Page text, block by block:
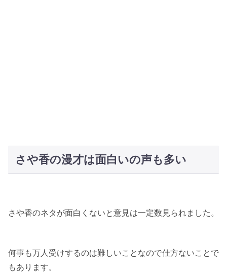
さや香の漫才は面白いの声も多い
さや香のネタが面白くないと意見は一定数見られました。
何事も万人受けするのは難しいことなので仕方ないことで
もあります。